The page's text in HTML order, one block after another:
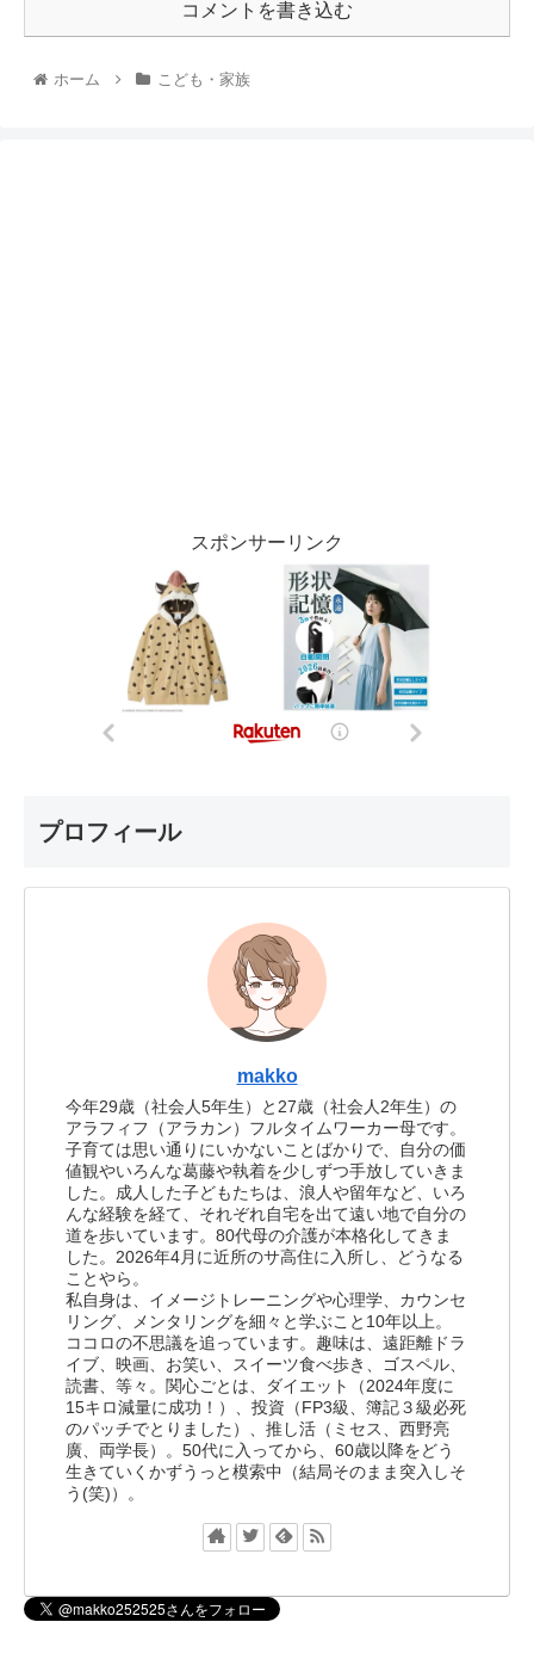
コメントを書き込む
ホーム こども・家族
スポンサーリンク
プロフィール
makko
今年29歳（社会人5年生）と27歳（社会人2年生）の
アラフィフ（アラカン）フルタイムワーカー母です。
子育ては思い通りにいかないことばかりで、自分の価
値観やいろんな葛藤や執着を少しずつ手放していきま
した。成人した子どもたちは、浪人や留年など、いろ
んな経験を経て、それぞれ自宅を出て遠い地で自分の
道を歩いています。80代母の介護が本格化してきま
した。2026年4月に近所のサ高住に入所し、どうなる
ことやら。
私自身は、イメージトレーニングや心理学、カウンセ
リング、メンタリングを細々と学ぶこと10年以上。
ココロの不思議を追っています。趣味は、遠距離ドラ
イブ、映画、お笑い、スイーツ食べ歩き、ゴスペル、
読書、等々。関心ごとは、ダイエット（2024年度に
15キロ減量に成功！）、投資（FP3級、簿記３級必死
のパッチでとりました）、推し活（ミセス、西野亮
廣、両学長）。50代に入ってから、60歳以降をどう
生きていくかずうっと模索中（結局そのまま突入しそ
う(笑)）。